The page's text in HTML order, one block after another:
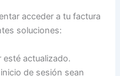
acceder a tu factura
soluciones:
esté actualizado.
de sesión sean